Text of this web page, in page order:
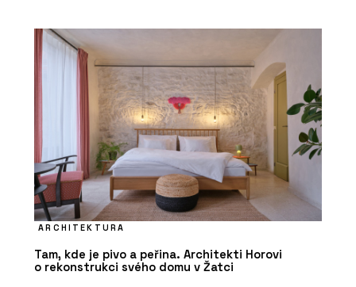
ARCHITEKTURA
Tam, kde je pivo a peřina. Architekti Horovi
o rekonstrukci svého domu v Žatci